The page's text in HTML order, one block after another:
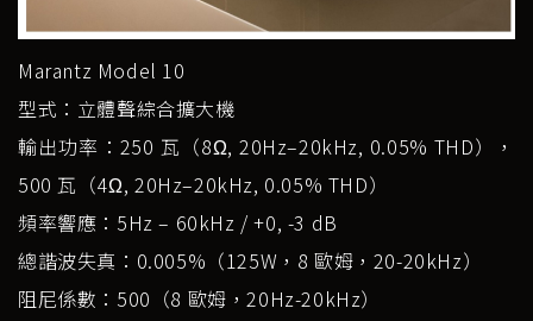
Marantz Model 10
型式：立體聲綜合擴大機
輸出功率：250 瓦（8Ω, 20Hz–20kHz, 0.05% THD），
500 瓦（4Ω, 20Hz–20kHz, 0.05% THD）
頻率響應：5Hz – 60kHz / +0, -3 dB
總諧波失真：0.005%（125W，8 歐姆，20-20kHz）
阻尼係數：500（8 歐姆，20Hz-20kHz）